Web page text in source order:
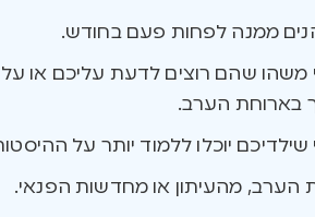
ממנה לפחות פעם בחודש.
משהו שהם רוצים לדעת עליכם או
בארוחת הערב.
שילדיכם יוכלו ללמוד יותר על
הערב, מהעיתון או מחדשות הפנאי.